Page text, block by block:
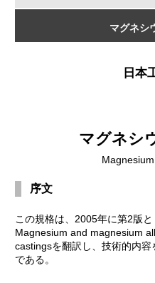
マグネシ
日本
マグネシ
序文
この規格は、2005年に第2版
Magnesium and magnesium
castingsを翻訳し、技術的内
である。